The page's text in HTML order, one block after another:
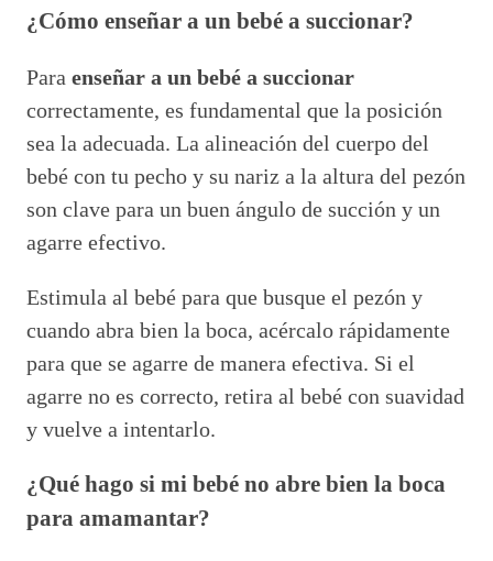
¿Cómo enseñar a un bebé a succionar?
Para enseñar a un bebé a succionar
correctamente, es fundamental que la posición
sea la adecuada. La alineación del cuerpo del
bebé con tu pecho y su nariz a la altura del pezón
son clave para un buen ángulo de succión y un
agarre efectivo.
Estimula al bebé para que busque el pezón y
cuando abra bien la boca, acércalo rápidamente
para que se agarre de manera efectiva. Si el
agarre no es correcto, retira al bebé con suavidad
y vuelve a intentarlo.
¿Qué hago si mi bebé no abre bien la boca
para amamantar?